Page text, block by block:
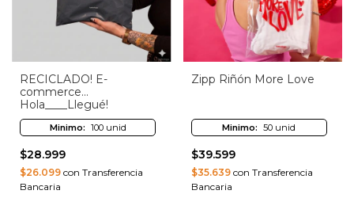
RECICLADO! E-
commerce
Hola____Llegué!
Minimo: 100 unid
$28.999
$26.099 con Transferencia
Bancaria
Zipp Riñón More Love
Minimo: 50 unid
$39.599
$35.639con Transferencia
Bancaria